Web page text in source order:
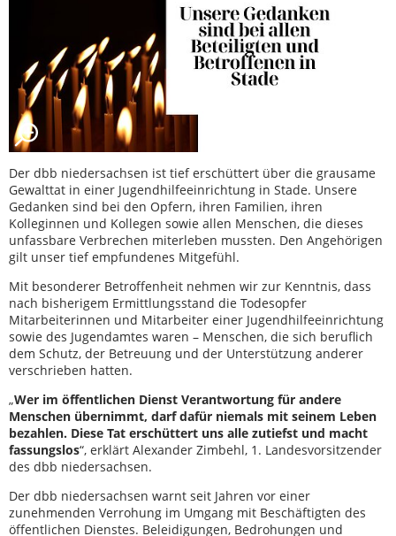
Der dbb niedersachsen ist tief erschüttert über die grausame
Gewalttat in einer Jugendhilfeeinrichtung in Stade. Unsere
Gedanken sind bei den Opfern, ihren Familien, ihren
Kolleginnen und Kollegen sowie allen Menschen, die dieses
unfassbare Verbrechen miterleben mussten. Den Angehörigen
gilt unser tief empfundenes Mitgefühl.
Mit besonderer Betroffenheit nehmen wir zur Kenntnis, dass
nach bisherigem Ermittlungsstand die Todesopfer
Mitarbeiterinnen und Mitarbeiter einer Jugendhilfeeinrichtung
sowie des Jugendamtes waren – Menschen, die sich beruflich
dem Schutz, der Betreuung und der Unterstützung anderer
verschrieben hatten.
„Wer im öffentlichen Dienst Verantwortung für andere
Menschen übernimmt, darf dafür niemals mit seinem Leben
bezahlen. Diese Tat erschüttert uns alle zutiefst und macht
fassungslos“, erklärt Alexander Zimbehl, 1. Landesvorsitzender
des dbb niedersachsen.
Der dbb niedersachsen warnt seit Jahren vor einer
zunehmenden Verrohung im Umgang mit Beschäftigten des
öffentlichen Dienstes. Beleidigungen, Bedrohungen und